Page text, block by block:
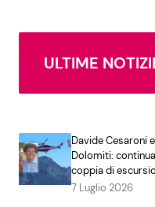
ULTIME
Davide Cesaroni
Dolomiti:
coppia di
7 Luglio 2026